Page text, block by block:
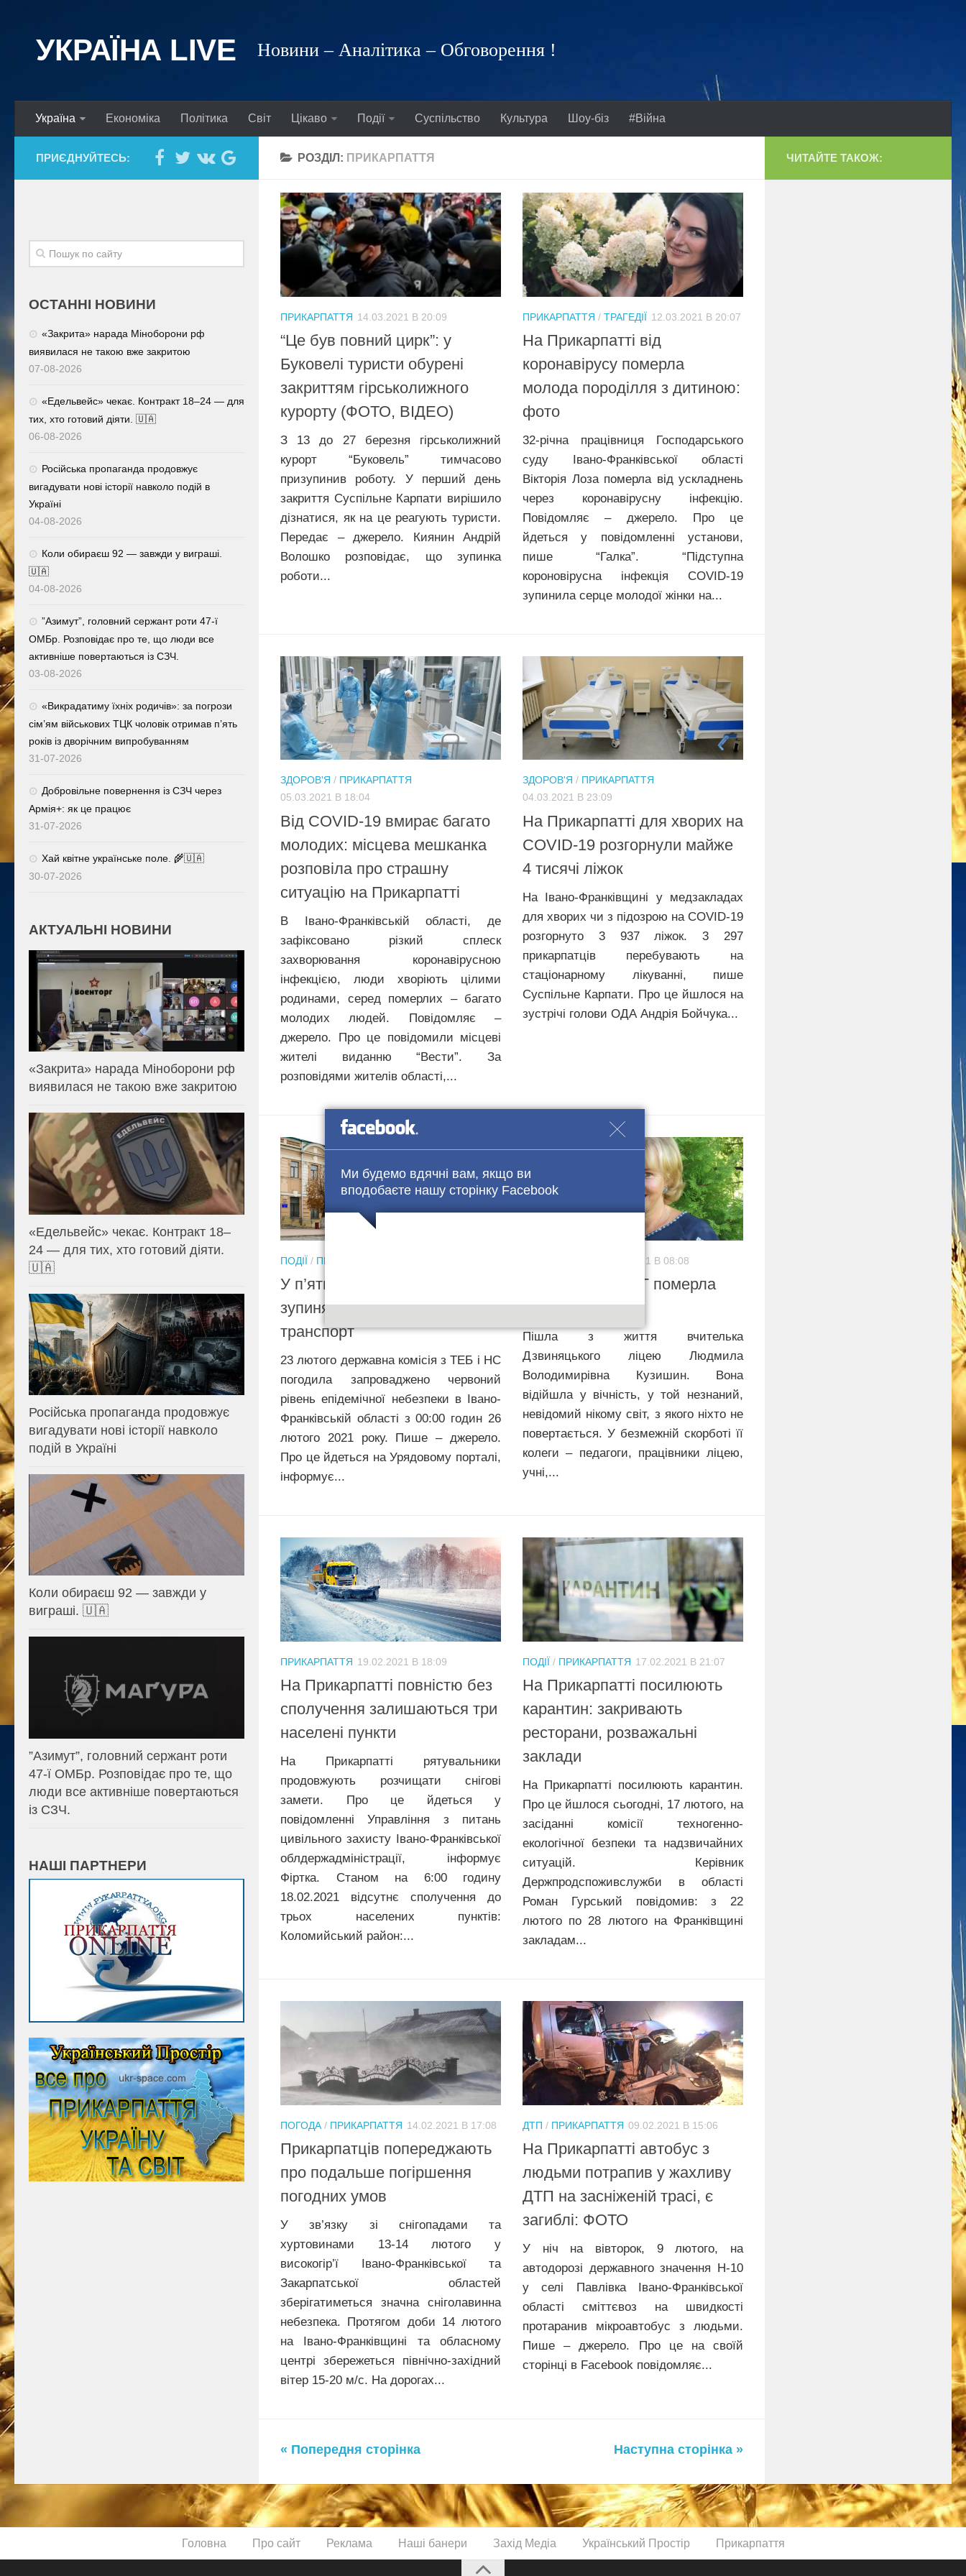
Ми будемо вдячні вам, якщо ви
вподобаєте нашу сторінку Facebook
УКРАЇНА LIVE Новини – Аналітика – Обговорення !
Україна Економіка Політика Світ Цікаво Події Суспільство Культура Шоу-біз #Війна
РОЗДІЛ: ПРИКАРПАТТЯ
ПРИКАРПАТТЯ 14.03.2021 В 20:09
“Це був повний цирк”: у
Буковелі туристи обурені
закриттям гірськолижного
курорту (ФОТО, ВІДЕО)
З 13 до 27 березня гірськолижний
курорт “Буковель” тимчасово
призупинив роботу. У перший день
закриття Суспільне Карпати вирішило
дізнатися, як на це реагують туристи.
Передає – джерело. Киянин Андрій
Волошко розповідає, що зупинка
роботи...
ПРИКАРПАТТЯ / ТРАГЕДІЇ 12.03.2021 В 20:07
На Прикарпатті від
коронавірусу померла
молода породілля з дитиною:
фото
32-річна працівниця Господарського
суду Івано-Франківської області
Вікторія Лоза померла від ускладнень
через коронавірусну інфекцію.
Повідомляє – джерело. Про це
йдеться у повідомленні установи,
пише “Галка”. “Підступна
короновірусна інфекція COVID-19
зупинила серце молодої жінки на...
ЗДОРОВ'Я / ПРИКАРПАТТЯ
05.03.2021 В 18:04
Від COVID-19 вмирає багато
молодих: місцева мешканка
розповіла про страшну
ситуацію на Прикарпатті
В Івано-Франківській області, де
зафіксовано різкий сплеск
захворювання коронавірусною
інфекцією, люди хворіють цілими
родинами, серед померлих – багато
молодих людей. Повідомляє –
джерело. Про це повідомили місцеві
жителі виданню “Вести”. За
розповідями жителів області,...
ЗДОРОВ'Я / ПРИКАРПАТТЯ
04.03.2021 В 23:09
На Прикарпатті для хворих на
COVID-19 розгорнули майже
4 тисячі ліжок
На Івано-Франківщині у медзакладах
для хворих чи з підозрою на COVID-19
розгорнуто 3 937 ліжок. 3 297
прикарпатців перебувають на
стаціонарному лікуванні, пише
Суспільне Карпати. Про це йшлося на
зустрічі голови ОДА Андрія Бойчука...
ПОДІЇ / ПРИКАРПАТТЯ
У п’ятницю на Прикарпатті
зупинять громадський
транспорт
23 лютого державна комісія з ТЕБ і НС
погодила запроваджено червоний
рівень епідемічної небезпеки в Івано-
Франківській області з 00:00 годин 26
лютого 2021 року. Пише – джерело.
Про це йдеться на Урядовому порталі,
інформує...
23.02.2021 В 08:08
У Дзвиняцькій ТГ померла
вчителька
Пішла з життя вчителька
Дзвиняцького ліцею Людмила
Володимирівна Кузишин. Вона
відійшла у вічність, у той незнаний,
невідомий нікому світ, з якого ніхто не
повертається. У безмежній скорботі її
колеги – педагоги, працівники ліцею,
учні,...
ПРИКАРПАТТЯ 19.02.2021 В 18:09
На Прикарпатті повністю без
сполучення залишаються три
населені пункти
На Прикарпатті рятувальники
продовжують розчищати снігові
замети. Про це йдеться у
повідомленні Управління з питань
цивільного захисту Івано-Франківської
облдержадміністрації, інформує
Фіртка. Станом на 6:00 годину
18.02.2021 відсутнє сполучення до
трьох населених пунктів:
Коломийський район:...
ПОДІЇ / ПРИКАРПАТТЯ 17.02.2021 В 21:07
На Прикарпатті посилюють
карантин: закривають
ресторани, розважальні
заклади
На Прикарпатті посилюють карантин.
Про це йшлося сьогодні, 17 лютого, на
засіданні комісії техногенно-
екологічної безпеки та надзвичайних
ситуацій. Керівник
Держпродспоживслужби в області
Роман Гурський повідомив: з 22
лютого по 28 лютого на Франківщині
закладам...
ПОГОДА / ПРИКАРПАТТЯ 14.02.2021 В 17:08
Прикарпатців попереджають
про подальше погіршення
погодних умов
У зв’язку зі снігопадами та
хуртовинами 13-14 лютого у
високогір’ї Iвано-Франкiвської та
Закарпатської областей
зберiгатиметься значна снiголавинна
небезпека. Протягом доби 14 лютого
на Івано-Франківщині та обласному
центрі збережеться північно-західний
вітер 15-20 м/с. На дорогах...
ДТП / ПРИКАРПАТТЯ 09.02.2021 В 15:06
На Прикарпатті автобус з
людьми потрапив у жахливу
ДТП на засніженій трасі, є
загиблі: ФОТО
У ніч на вівторок, 9 лютого, на
автодорозі державного значення Н-10
у селі Павлівка Івано-Франківської
області сміттєвоз на швидкості
протаранив мікроавтобус з людьми.
Пише – джерело. Про це на своїй
сторінці в Facebook повідомляє...
« Попередня сторінка Наступна сторінка »
ПРИЄДНУЙТЕСЬ:
ОСТАННІ НОВИНИ
«Закрита» нарада Міноборони рф
виявилася не такою вже закритою
07-08-2026
«Едельвейс» чекає. Контракт 18–24 — для
тих, хто готовий діяти. 🇺🇦
06-08-2026
Російська пропаганда продовжує
вигадувати нові історії навколо подій в
Україні
04-08-2026
Коли обираєш 92 — завжди у виграші.
🇺🇦
04-08-2026
⁨”Азимут”, головний сержант роти 47-ї
ОМБр. Розповідає про те, що люди все
активніше повертаються із СЗЧ.
03-08-2026
«Викрадатиму їхніх родичів»: за погрози
сім’ям військових ТЦК чоловік отримав п’ять
років із дворічним випробуванням
31-07-2026
Добровільне повернення із СЗЧ через
Армія+: як це працює
31-07-2026
Хай квітне українське поле. 🌾🇺🇦
30-07-2026
АКТУАЛЬНІ НОВИНИ
«Закрита» нарада Міноборони рф
виявилася не такою вже закритою
«Едельвейс» чекає. Контракт 18–
24 — для тих, хто готовий діяти.
🇺🇦
Російська пропаганда продовжує
вигадувати нові історії навколо
подій в Україні
Коли обираєш 92 — завжди у
виграші. 🇺🇦
⁨”Азимут”, головний сержант роти
47-ї ОМБр. Розповідає про те, що
люди все активніше повертаються
із СЗЧ.
НАШІ ПАРТНЕРИ
ЧИТАЙТЕ ТАКОЖ:
Головна Про сайт Реклама Наші банери Захід Медіа Український Простір Прикарпаття